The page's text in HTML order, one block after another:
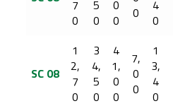
7
0
5
0
0
0
0
4
0
SC 08
1
2,
7
0
3
4,
5
0
4
1,
0
0
7,
0
0
1
3,
4
0